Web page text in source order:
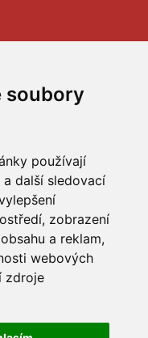
soubory
používají
další sledovací
zobrazení
a reklam,
webových
zdroje